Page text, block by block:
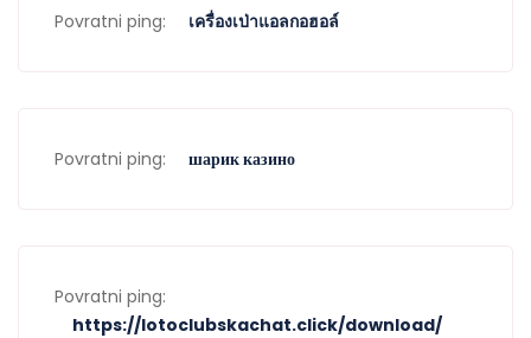
Povratni ping: เครื่องเป่าแอลกอฮอล์
Povratni ping: шарик казино
Povratni ping:
https://lotoclubskachat.click/download/